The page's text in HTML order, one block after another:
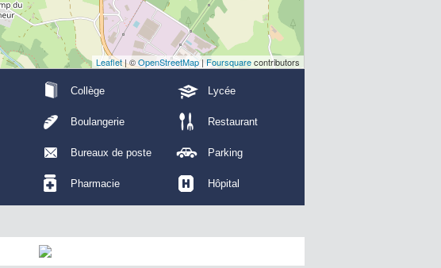
Leaflet| ©OpenStreetMap| Foursquarecontributors
Collège Lycée
Boulangerie Restaurant
Bureaux de poste Parking
Pharmacie Hôpital